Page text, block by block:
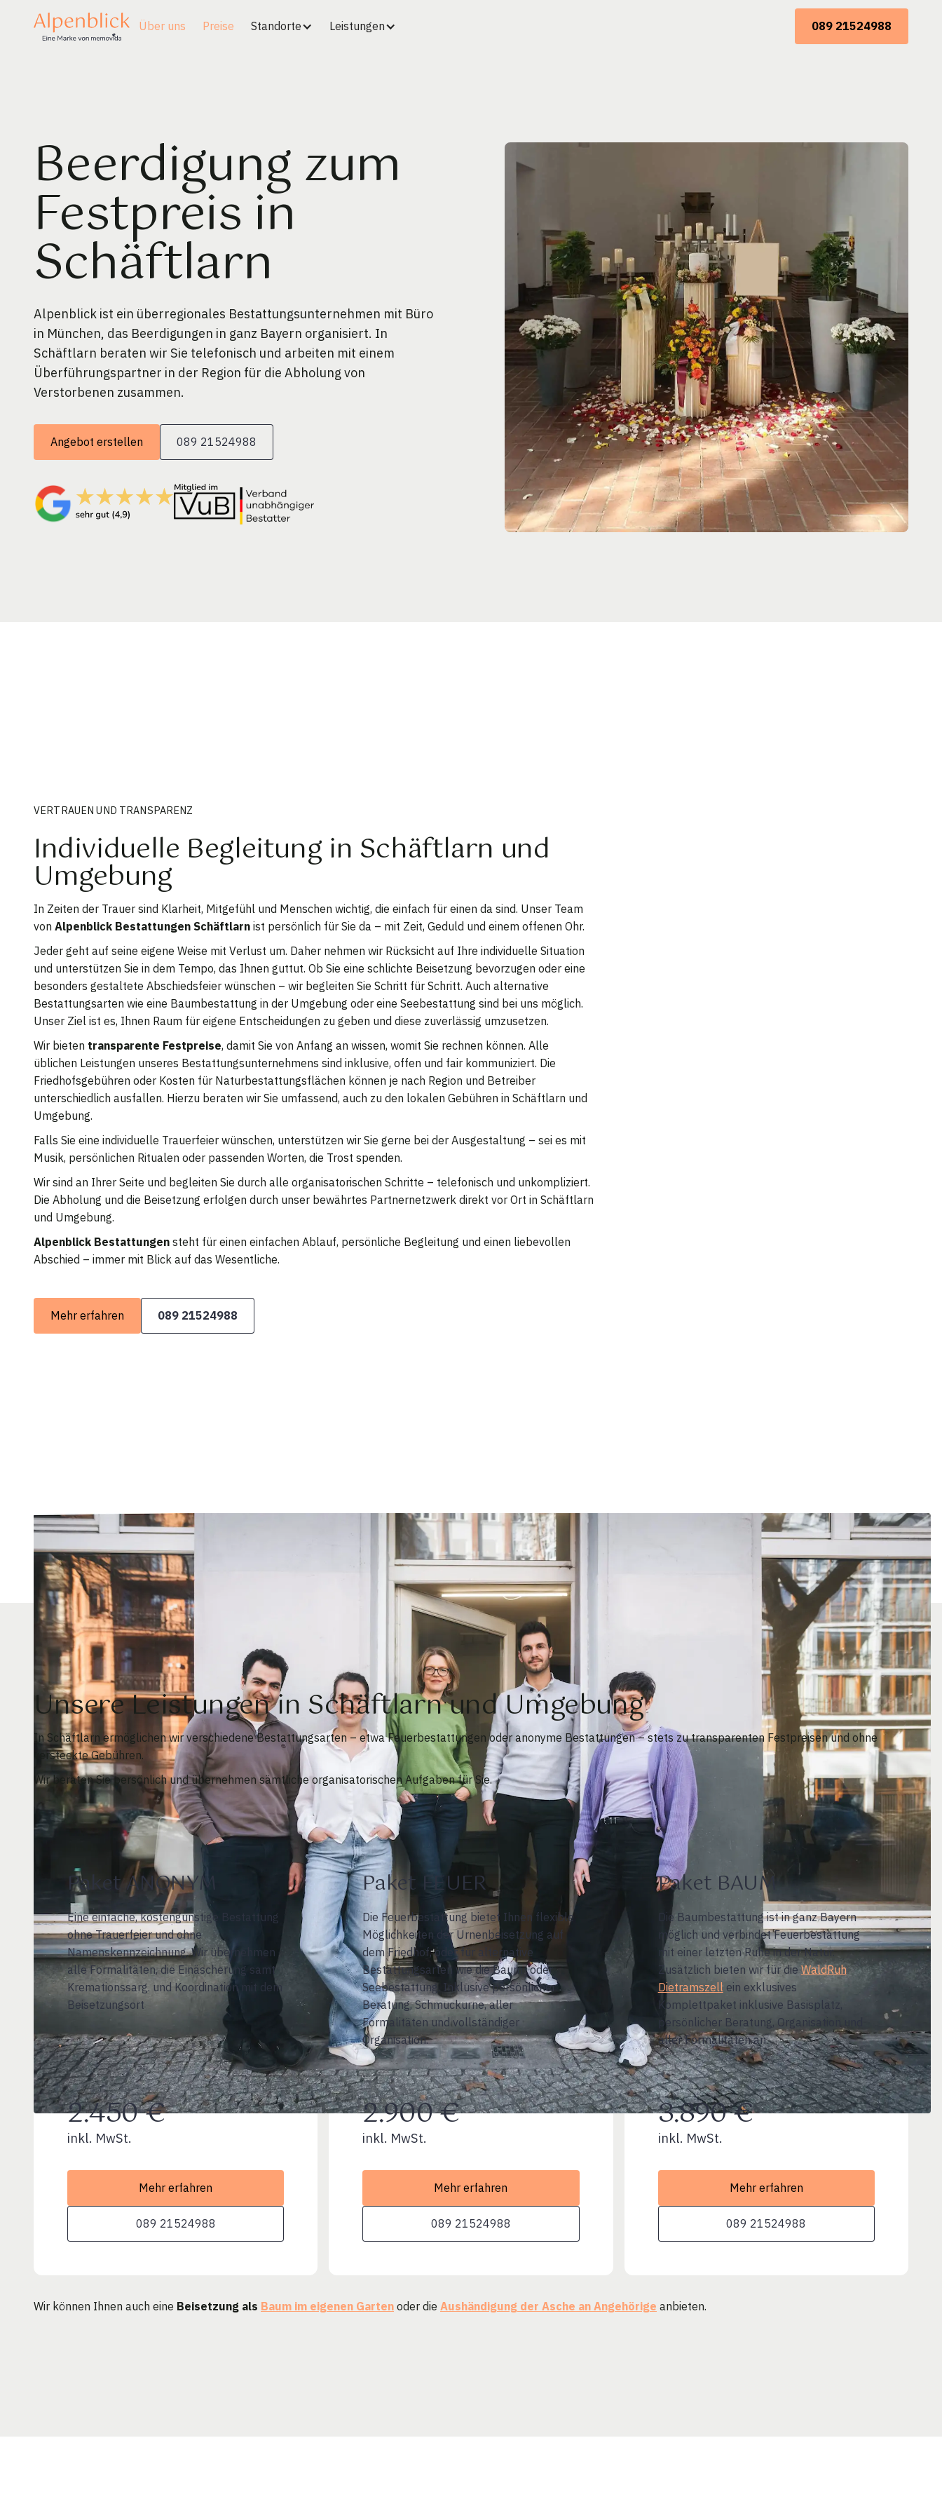
Über uns Preise Standorte Leistungen 089 21524988
Beerdigung zum
Festpreis in
Schäftlarn
Alpenblick ist ein überregionales Bestattungsunternehmen mit Büro
in München, das Beerdigungen in ganz Bayern organisiert. In
Schäftlarn beraten wir Sie telefonisch und arbeiten mit einem
Überführungspartner in der Region für die Abholung von
Verstorbenen zusammen.
Angebot erstellen 089 21524988
VERTRAUEN UND TRANSPARENZ
Individuelle Begleitung in Schäftlarn und
Umgebung
In Zeiten der Trauer sind Klarheit, Mitgefühl und Menschen wichtig, die einfach für einen da sind. Unser Team
von Alpenblick Bestattungen Schäftlarn ist persönlich für Sie da – mit Zeit, Geduld und einem offenen Ohr.
Jeder geht auf seine eigene Weise mit Verlust um. Daher nehmen wir Rücksicht auf Ihre individuelle Situation
und unterstützen Sie in dem Tempo, das Ihnen guttut. Ob Sie eine schlichte Beisetzung bevorzugen oder eine
besonders gestaltete Abschiedsfeier wünschen – wir begleiten Sie Schritt für Schritt. Auch alternative
Bestattungsarten wie eine Baumbestattung in der Umgebung oder eine Seebestattung sind bei uns möglich.
Unser Ziel ist es, Ihnen Raum für eigene Entscheidungen zu geben und diese zuverlässig umzusetzen.
Wir bieten transparente Festpreise, damit Sie von Anfang an wissen, womit Sie rechnen können. Alle
üblichen Leistungen unseres Bestattungsunternehmens sind inklusive, offen und fair kommuniziert. Die
Friedhofsgebühren oder Kosten für Naturbestattungsflächen können je nach Region und Betreiber
unterschiedlich ausfallen. Hierzu beraten wir Sie umfassend, auch zu den lokalen Gebühren in Schäftlarn und
Umgebung.
Falls Sie eine individuelle Trauerfeier wünschen, unterstützen wir Sie gerne bei der Ausgestaltung – sei es mit
Musik, persönlichen Ritualen oder passenden Worten, die Trost spenden.
Wir sind an Ihrer Seite und begleiten Sie durch alle organisatorischen Schritte – telefonisch und unkompliziert.
Die Abholung und die Beisetzung erfolgen durch unser bewährtes Partnernetzwerk direkt vor Ort in Schäftlarn
und Umgebung.
Alpenblick Bestattungen steht für einen einfachen Ablauf, persönliche Begleitung und einen liebevollen
Abschied – immer mit Blick auf das Wesentliche.
Mehr erfahren 089 21524988
Unsere Leistungen in Schäftlarn und Umgebung
In Schäftlarn ermöglichen wir verschiedene Bestattungsarten – etwa Feuerbestattungen oder anonyme Bestattungen – stets zu transparenten Festpreisen und ohne
versteckte Gebühren.
Wir beraten Sie persönlich und übernehmen sämtliche organisatorischen Aufgaben für Sie.
Paket ANONYM
Eine einfache, kostengünstige Bestattung
ohne Trauerfeier und ohne
Namenskennzeichnung. Wir übernehmen
alle Formalitäten, die Einäscherung samt
Kremationssarg. und Koordination mit dem
Beisetzungsort
2.450 €
inkl. MwSt.
Mehr erfahren
089 21524988
Paket FEUER
Die Feuerbestattung bietet Ihnen flexible
Möglichkeiten der Urnenbeisetzung auf
dem Friedhof, oder für alternative
Bestattungsarten wie die Baum- oder
Seebestattung. Inklusive persönlicher
Beratung, Schmuckurne, aller
Formalitäten und vollständiger
Organisation.
2.900 €
inkl. MwSt.
Mehr erfahren
089 21524988
Paket BAUM
Die Baumbestattung ist in ganz Bayern
möglich und verbindet Feuerbestattung
mit einer letzten Ruhe in der Natur.
Zusätzlich bieten wir für die WaldRuh
Dietramszellein exklusives
Komplettpaket inklusive Basisplatz,
persönlicher Beratung, Organisation und
aller Formalitäten an.
3.890 €
inkl. MwSt.
Mehr erfahren
089 21524988
Wir können Ihnen auch eine Beisetzung als Baum im eigenen Garten oder die Aushändigung der Asche an Angehörige anbieten.